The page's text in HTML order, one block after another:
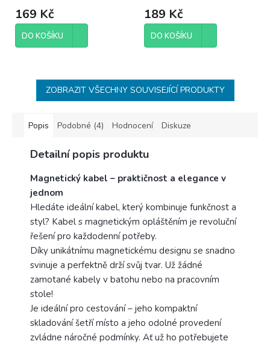
169 Kč
DO KOŠÍKU
189 Kč
DO KOŠÍKU
ZOBRAZIT VŠECHNY SOUVISEJÍCÍ PRODUKTY
Popis Podobné (4) Hodnocení Diskuze
Detailní popis produktu
Magnetický kabel – praktičnost a elegance v
jednom
Hledáte ideální kabel, který kombinuje funkčnost a
styl? Kabel s magnetickým opláštěním je revoluční
řešení pro každodenní potřeby.
Díky unikátnímu magnetickému designu se snadno
svinuje a perfektně drží svůj tvar. Už žádné
zamotané kabely v batohu nebo na pracovním
stole!
Je ideální pro cestování – jeho kompaktní
skladování šetří místo a jeho odolné provedení
zvládne náročné podmínky. Ať už ho potřebujete